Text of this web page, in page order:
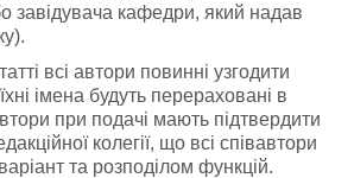
завідувача кафедри, який надав
всі автори повинні узгодити
імена будуть перераховані в
при подачі мають підтвердити
колегії, що всі співавтори
та розподілом функцій.